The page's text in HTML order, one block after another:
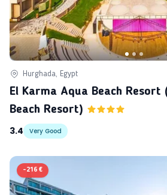
Hurghada, Egypt
El Karma Aqua Beach Resort
Beach Resort)
3.4
Very Good
-216 €